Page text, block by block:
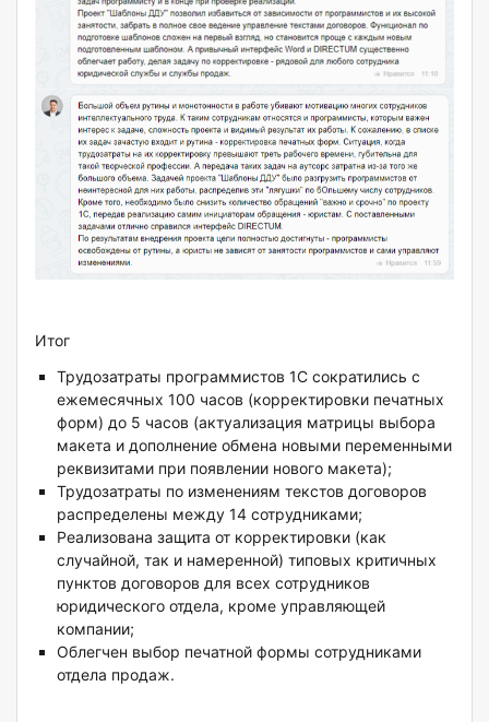
Итог
Трудозатраты программистов 1С сократились с
ежемесячных 100 часов (корректировки печатных
форм) до 5 часов (актуализация матрицы выбора
макета и дополнение обмена новыми переменными
реквизитами при появлении нового макета);
Трудозатраты по изменениям текстов договоров
распределены между 14 сотрудниками;
Реализована защита от корректировки (как
случайной, так и намеренной) типовых критичных
пунктов договоров для всех сотрудников
юридического отдела, кроме управляющей
компании;
Облегчен выбор печатной формы сотрудниками
отдела продаж.